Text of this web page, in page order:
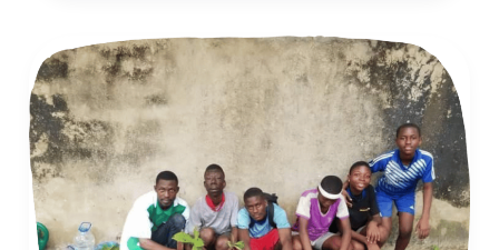
Témoignage
de
l’ONG
ivoirienne
MIPSE
(Mouvement
Ivoirien